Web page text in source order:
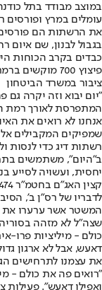
במוצב מבודד בתל
עומלים במרץ ופורסים
את הרשתות הם
בגבול לבנון, שם איום
כבדים בקרב הכוחות
פיצוץ 700
ציבור במשרד הביטחון
"יום יבוא וזה יקרה גם
המתפרסת לאורך רמת
אנחנו לא רואים את
שמפיקים המקבילים
רשתות דיג כדי לנסות
ב"היום", משתמשים
יחסית, ועשויה לסייע
קצין האג"ם בחטמ"ר 474,צילום: דובר צה"ל
לדבריו של רס"ן ב',
המשטר אשר ערערו את
שצה"ל לא מזהה
כולם - מיליציות פרו-
דאעש, אבל לא ארגון
את עצמנו לתרחישים
"רואים פה את כולם -
ואפילו דאעש". פעילות